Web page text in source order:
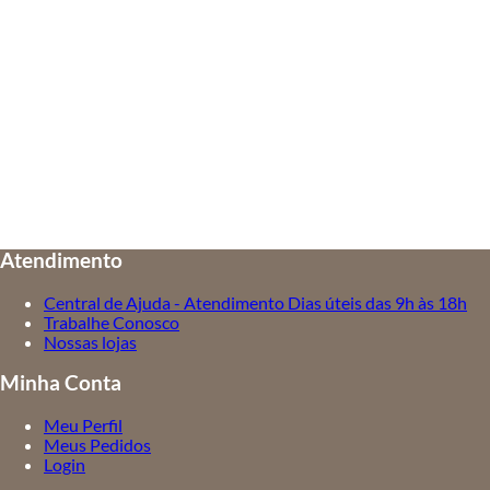
Atendimento
Central de Ajuda - Atendimento Dias úteis das 9h às 18h
Trabalhe Conosco
Nossas lojas
Minha Conta
Meu Perfil
Meus Pedidos
Login